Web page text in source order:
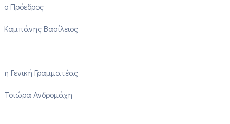
ο Πρόεδρος
Καμπάνης Βασίλειος
η Γενική Γραμματέας
Τσιώρα Ανδρομάχη